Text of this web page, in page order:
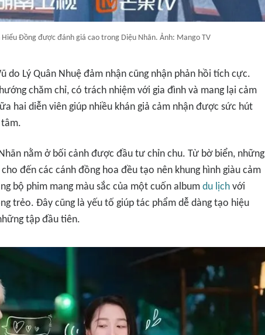
Hiểu Đồng được đánh giá cao trong Diệu Nhãn. Ảnh: Mango TV
do Lý Quân Nhuệ đảm nhận cũng nhận phản hồi tích cực.
chăm chỉ, có trách nhiệm với gia đình và mang lại cảm
hai diễn viên giúp nhiều khán giả cảm nhận được sức hút
nằm ở bối cảnh được đầu tư chỉn chu. Từ bờ biển, những
đến các cánh đồng hoa đều tạo nên khung hình giàu cảm
bộ phim mang màu sắc của một cuốn album du lịch với
trẻo. Đây cũng là yếu tố giúp tác phẩm dễ dàng tạo hiệu
tập đầu tiên.